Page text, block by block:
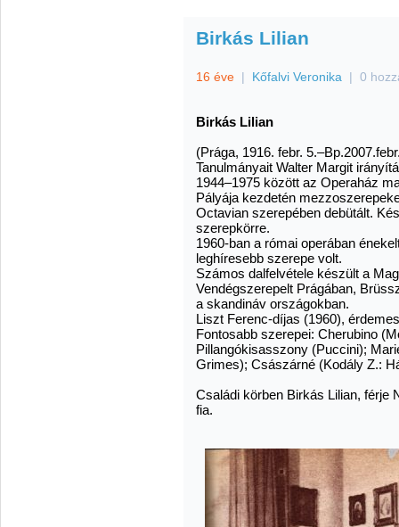
Birkás Lilian
16 éve | Kőfalvi Veronika | 0
Birkás Lilian
(Prága, 1916. febr.
Tanulmányait Walter Margit
1944–1975 között az Operaház
Pályája kezdetén
Octavian szerepében debütált.
szerepkörre.
1960-ban a római operában
leghíresebb szerepe volt.
Számos dalfelvétele készült a
Vendégszerepelt Prágában,
a skandináv országokban.
Liszt Ferenc-díjas (1960),
Fontosabb szerepei: Cherubino
Pillangókisasszony (Puccini);
Grimes); Császárné (Kodály Z.:
Családi körben Birkás Lilian, férje
fia.